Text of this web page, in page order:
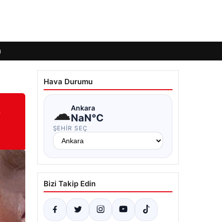
Hava Durumu
☁Ankara
NaN°C
ŞEHIR SEÇ
Bizi Takip Edin